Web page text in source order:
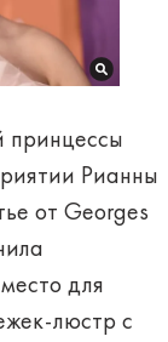
принцессы
Рианны
от Georges
для
люстр с